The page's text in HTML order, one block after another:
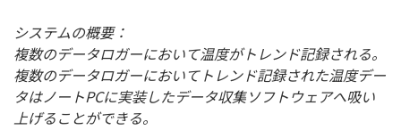
システムの概要：
複数のデータロガーにおいて温度がトレンド記録される。
複数のデータロガーにおいてトレンド記録された温度デー
タはノートPCに実装したデータ収集ソフトウェアへ吸い
上げることができる。